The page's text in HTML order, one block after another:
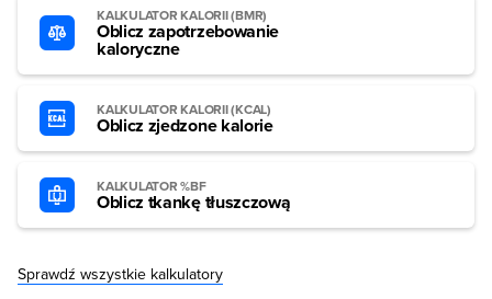
KALKULATOR KALORII (BMR)
Oblicz zapotrzebowanie
kaloryczne
KALKULATOR KALORII (KCAL)
Oblicz zjedzone kalorie
KALKULATOR %BF
Oblicz tkankę tłuszczową
Sprawdź wszystkie kalkulatory